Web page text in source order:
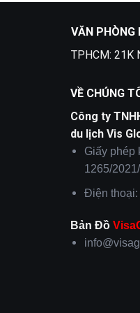
VĂN PHÒNG
TPHCM: 21K
VỀ CHÚNG
Công ty
du lịch Vis
Giấy phép
1265/
Điện
Bản Đồ